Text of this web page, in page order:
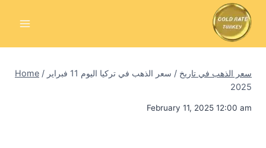
Home / سعر الذهب في تاريخ /
سعر الذهب في تركيا اليوم 11 فبراير
2025
February 11, 2025 12:00 am